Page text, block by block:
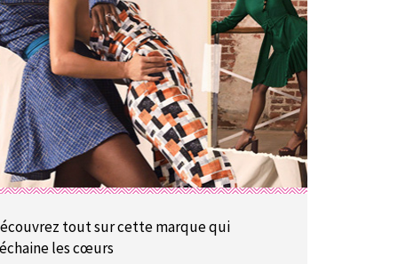
tout sur cette marque qui
les cœurs